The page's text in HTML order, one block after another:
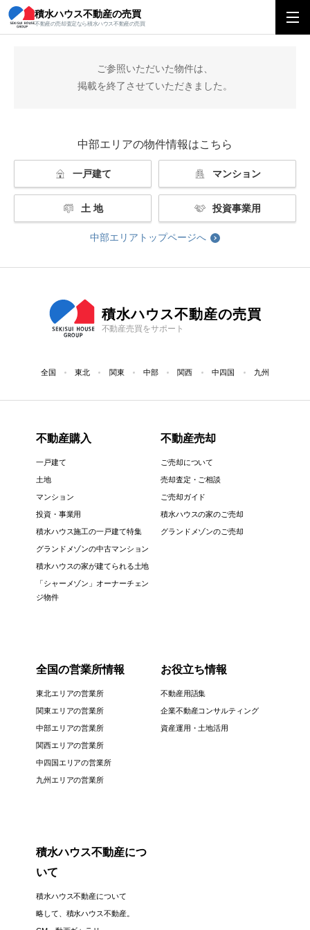
積水ハウス不動産の売買
不動産の売却査定なら積水ハウス不動産の売買
積水ハウス不動産の売買 中部エリアトップ
ご参照いただいた物件は、
掲載を終了させていただきました。
中部エリアの物件情報はこちら
一戸建て マンション
土 地 投資事業用
中部エリアトップページへ
積水ハウス不動産の売買
不動産売買をサポート
全国 東北 関東 中部 関西 中四国 九州
不動産購入
一戸建て
土地
マンション
投資・事業用
積水ハウス施工の一戸建て特集
グランドメゾンの中古マンション
積水ハウスの家が建てられる土地
「シャーメゾン」オーナーチェン
ジ物件
不動産売却
ご売却について
売却査定・ご相談
ご売却ガイド
積水ハウスの家のご売却
グランドメゾンのご売却
全国の営業所情報
東北エリアの営業所
関東エリアの営業所
中部エリアの営業所
関西エリアの営業所
中四国エリアの営業所
九州エリアの営業所
お役立ち情報
不動産用語集
企業不動産コンサルティング
資産運用・土地活用
積水ハウス不動産につ
いて
積水ハウス不動産について
略して、積水ハウス不動産。